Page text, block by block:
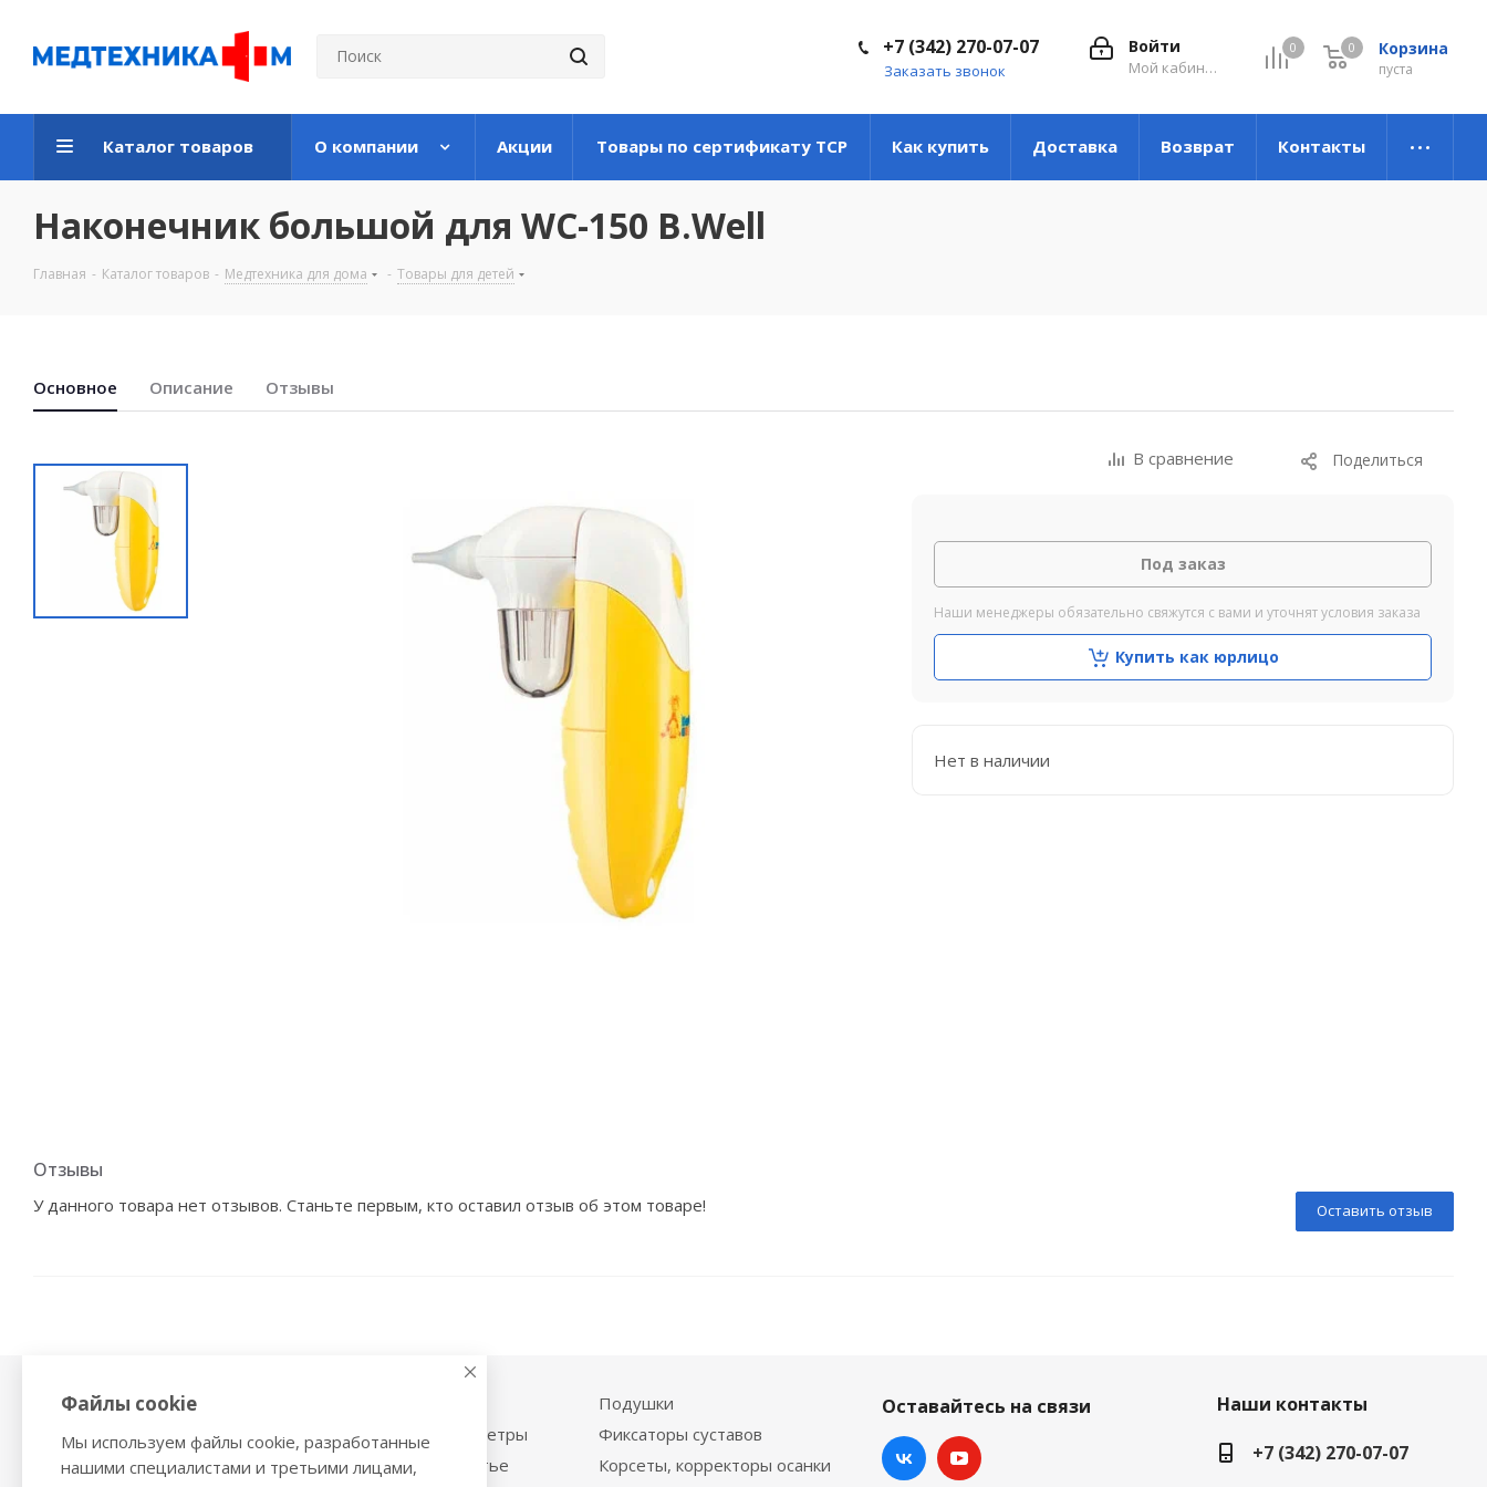
0 Корзина
0
пуста
0
Войти
Мой кабинет
+7 (342) 270-07-07
Заказать звонок
Каталог товаров О компании Акции Товары по сертификату ТСР Как купить Доставка Возврат Контакты
Наконечник большой для WC-150 B.Well
Главная - Каталог товаров - Медтехника для дома - Товары для детей
Основноe Описание Отзывы
В сравнение Поделиться
Под заказ
Наши менеджеры обязательно свяжутся с вами и уточнят условия заказа
Купить как юрлицо
Нет в наличии
Отзывы
Оставить отзыв
У данного товара нет отзывов. Станьте первым, кто оставил отзыв об этом товаре!
Физиотерапия,
Ингаляторы
Механические тонометры
Тонометры на запястье
Подушки
Фиксаторы суставов
Корсеты, корректоры осанки
Оставайтесь на связи
Наши контакты
+7 (342) 270-07-07
Файлы cookie
Мы используем файлы cookie, разработанные
нашими специалистами и третьими лицами,